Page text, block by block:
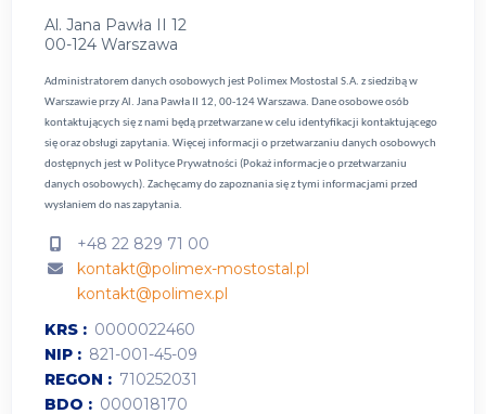
Al. Jana Pawła II 12
00-124 Warszawa
Administratorem danych osobowych jest Polimex Mostostal S.A. z siedzibą w
Warszawie przy Al. Jana Pawła II 12, 00-124 Warszawa. Dane osobowe osób
kontaktujących się z nami będą przetwarzane w celu identyfikacji kontaktującego
się oraz obsługi zapytania. Więcej informacji o przetwarzaniu danych osobowych
dostępnych jest w Polityce Prywatności (Pokaż informacje o przetwarzaniu
danych osobowych). Zachęcamy do zapoznania się z tymi informacjami przed
wysłaniem do nas zapytania.
+48 22 829 71 00
kontakt@polimex-mostostal.pl
kontakt@polimex.pl
KRS
0000022460
NIP
821-001-45-09
REGON
710252031
BDO
000018170